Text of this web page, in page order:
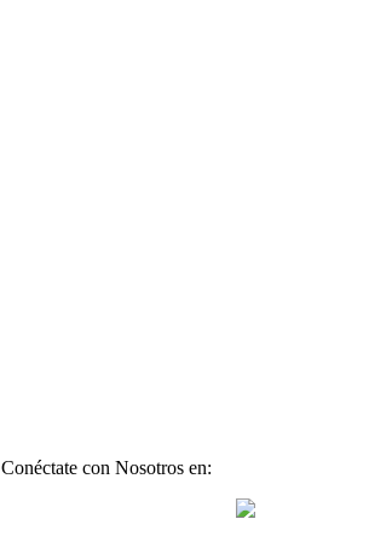
Conéctate con Nosotros en: